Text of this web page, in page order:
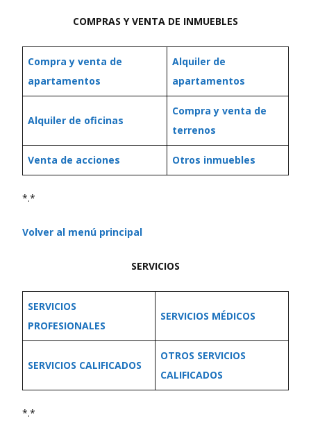
COMPRAS Y VENTA DE INMUEBLES
Compra y venta de
apartamentos
Alquiler de
apartamentos
Alquiler de oficinas
Compra y venta de
terrenos
Venta de acciones Otros inmuebles
*.*
Volver al menú principal
SERVICIOS
SERVICIOS
PROFESIONALES
SERVICIOS MÉDICOS
SERVICIOS CALIFICADOS
OTROS SERVICIOS
CALIFICADOS
*.*